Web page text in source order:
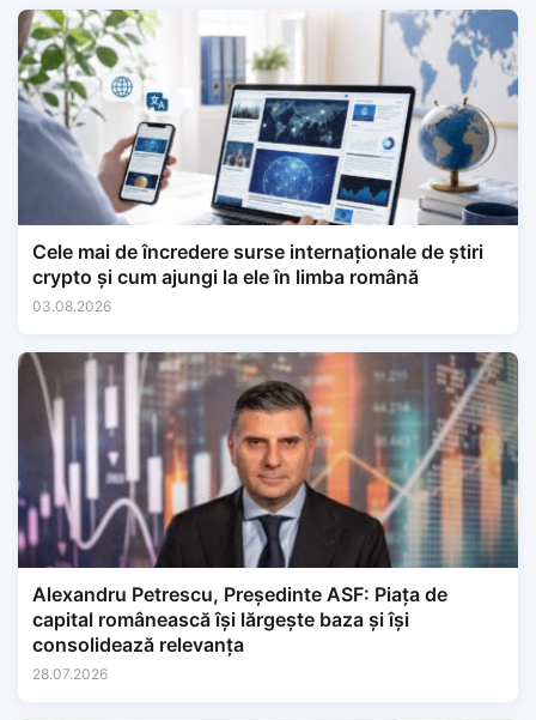
Cele mai de încredere surse internaționale de știri
crypto și cum ajungi la ele în limba română
03.08.2026
Alexandru Petrescu, Președinte ASF: Piața de
capital românească își lărgește baza și își
consolidează relevanța
28.07.2026